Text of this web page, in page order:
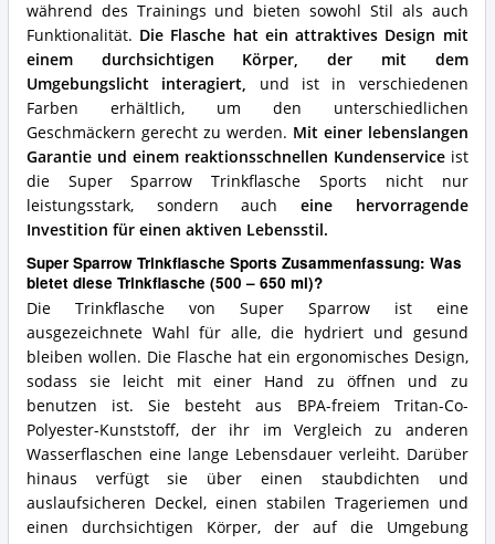
während des Trainings und bieten sowohl Stil als auch
Funktionalität. Die Flasche hat ein attraktives Design mit
einem durchsichtigen Körper, der mit dem
Umgebungslicht interagiert, und ist in verschiedenen
Farben erhältlich, um den unterschiedlichen
Geschmäckern gerecht zu werden. Mit einer lebenslangen
Garantie und einem reaktionsschnellen Kundenserviceist
die Super Sparrow Trinkflasche Sports nicht nur
leistungsstark, sondern aucheine hervorragende
Investition für einen aktiven Lebensstil.
Super Sparrow Trinkflasche Sports Zusammenfassung: Was
bietet diese Trinkflasche (500 – 650 ml)?
Die Trinkflasche von Super Sparrow ist eine
ausgezeichnete Wahl für alle, die hydriert und gesund
bleiben wollen. Die Flasche hat ein ergonomisches Design,
sodass sie leicht mit einer Hand zu öffnen und zu
benutzen ist. Sie besteht aus BPA-freiem Tritan-Co-
Polyester-Kunststoff, der ihr im Vergleich zu anderen
Wasserflaschen eine lange Lebensdauer verleiht. Darüber
hinaus verfügt sie über einen staubdichten und
auslaufsicheren Deckel, einen stabilen Trageriemen und
einen durchsichtigen Körper, der auf die Umgebung